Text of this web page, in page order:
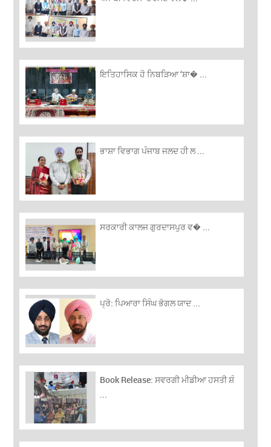
ਇਤਿਹਾਸਿਕ ਹੋ ਨਿਬੜਿਆ ‘ਸ਼ਾ� ...
ਭਾਸ਼ਾ ਵਿਭਾਗ ਪੰਜਾਬ ਜਲਦ ਹੀ ਲ ...
ਸਰਕਾਰੀ ਕਾਲਜ ਗੁਰਦਾਸਪੁਰ ਵ� ...
ਪ੍ਰੋ: ਪਿਆਰਾ ਸਿੰਘ ਭੋਗਲ ਯਾਦ ...
Book Release: ਸਵਰਗੀ ਮੀਡੀਆ ਹਸਤੀ ਸ਼ੰ